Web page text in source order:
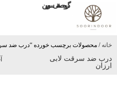
گروه صنعتی سورین
خانه / محصولات برچسب خورده “درب ضد
درب ضد سرقت لابی
ارزان